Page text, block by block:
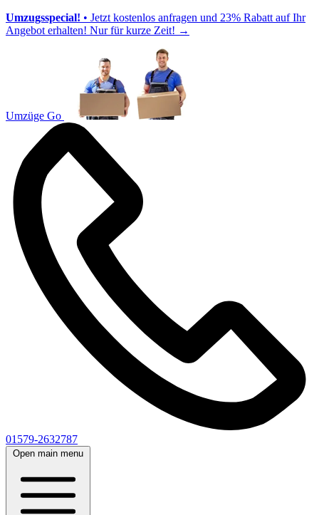
Umzugsspecial! • Jetzt kostenlos anfragen und 23% Rabatt auf Ihr
Angebot erhalten! Nur für kurze Zeit! →
Umzüge Go
01579-2632787
Open main menu